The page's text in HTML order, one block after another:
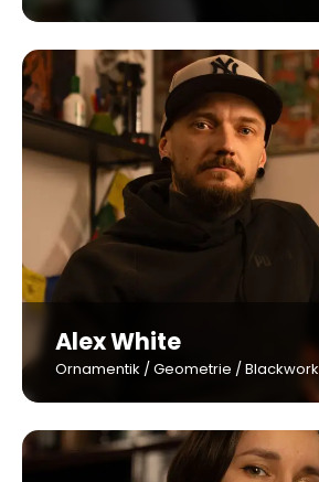
Alex White
Ornamentik / Geometrie / Blackwork